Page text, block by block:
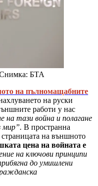
БТА
на пълномащабните
на руски
работи у нас
на тази война и полагане
мир”. В пространна
на външното
цена на войната е
на ключови принципи
до умишлени